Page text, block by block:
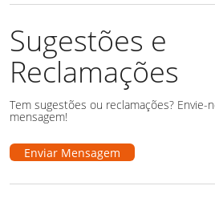
Sugestões e
Reclamações
Tem sugestões ou reclamações? Envie-
mensagem!
Enviar Mensagem